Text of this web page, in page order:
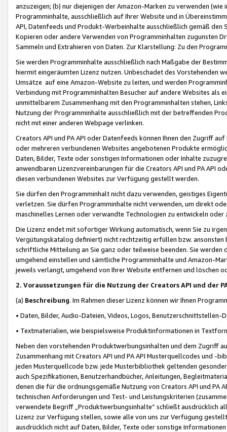
anzuzeigen; (b) nur diejenigen der Amazon-Marken zu verwenden
Programminhalte, ausschließlich auf Ihrer Website und in
API, Datenfeeds und Produkt-Werbeinhalte ausschließlich gemäß
Kopieren oder andere Verwenden von Programminhalten zugunsten
Sammeln und Extrahieren von Daten. Zur Klarstellung: Zu den
Sie werden Programminhalte ausschließlich nach Maßgabe der
hiermit eingeräumten Lizenz nutzen. Unbeschadet des Vorstehenden
Umsätze auf eine Amazon-Website zu leiten, und werden
Verbindung mit Programminhalten Besucher auf andere Websites als
unmittelbarem Zusammenhang mit den Programminhalten stehen,
Nutzung der Programminhalte ausschließlich mit der betreffenden
nicht mit einer anderen Webpage verlinken.
Creators API und PA API oder Datenfeeds können Ihnen den Zugriff
oder mehreren verbundenen Websites angebotenen Produkte
Daten, Bilder, Texte oder sonstigen Informationen oder Inhalte
anwendbaren Lizenzvereinbarungen für die Creators API und PA API
diesen verbundenen Websites zur Verfügung gestellt werden.
Sie dürfen den Programminhalt nicht dazu verwenden, geistiges
verletzen. Sie dürfen Programminhalte nicht verwenden, um direkt
maschinelles Lernen oder verwandte Technologien zu entwickeln
Die Lizenz endet mit sofortiger Wirkung automatisch, wenn Sie zu
Vergütungskatalog definiert) nicht rechtzeitig erfüllen bzw. ansonsten
schriftliche Mitteilung an Sie ganz oder teilweise beenden. Sie werden
umgehend einstellen und sämtliche Programminhalte und Amazon-
jeweils verlangt, umgehend von Ihrer Website entfernen und löschen
2. Voraussetzungen für die Nutzung der Creators API und der
(a) Beschreibung. Im Rahmen dieser Lizenz können wir Ihnen
• Daten, Bilder, Audio-Dateien, Videos, Logos, Benutzerschnittstellen-
• Textmaterialien, wie beispielsweise Produktinformationen in
Neben den vorstehenden Produktwerbungsinhalten und dem Zugriff
Zusammenhang mit Creators API und PA API Musterquellcodes und
jeden Musterquellcode bzw. jede Musterbibliothek geltenden
auch Spezifikationen, Benutzerhandbücher, Anleitungen,
denen die für die ordnungsgemäße Nutzung von Creators API und PA
technischen Anforderungen und Test- und Leistungskriterien
verwendete Begriff „Produktwerbungsinhalte“ schließt ausdrücklich
Lizenz zur Verfügung stellen, sowie alle von uns zur Verfügung
ausdrücklich nicht auf Daten, Bilder, Texte oder sonstige